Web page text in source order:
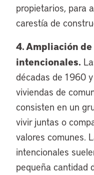
propietarios, para
carestía de
4. Ampliación
intencionales.
décadas de 1960
viviendas de
consisten en un
vivir juntas o
valores comunes.
intencionales
pequeña cantidad